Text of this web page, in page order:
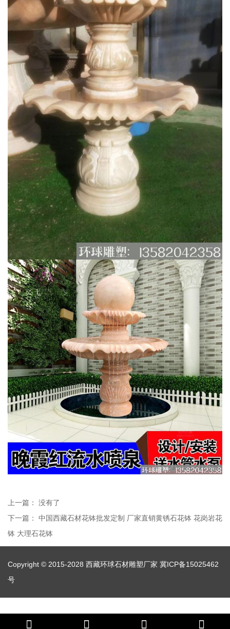
上一篇： 没有了
下一篇： 中国西藏石材花钵批发定制 厂家直销黄锈石花钵 花岗岩花
钵 大理石花钵
Copyright © 2015-2028 西藏环球石材雕塑厂家 冀ICP备15025462
号